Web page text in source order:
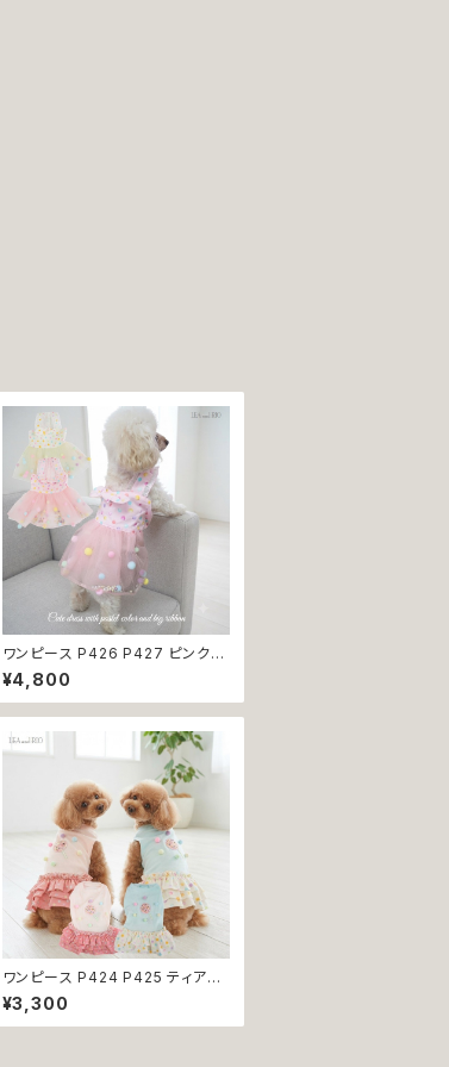
ワンピース P426 P427 ピンク
ホワイト ハンドメイド ビーズ 揺れ
る リボン レース ドッグウェア 春夏
ドッグウエア ドッグ ウェア 犬 猫
服 猫洋服 春 夏 洋服 女の子 男の
子 小型 おしゃれ かわいい 送料無
¥4,800
ワンピース P424 P425 ティアー
ド ドット 水玉 ハンドメイド ドッグ
ウェア 春夏 ドッグウエア ドッグ ウ
ェア 犬 猫 ペット 服 犬服 猫服 シ
¥3,300